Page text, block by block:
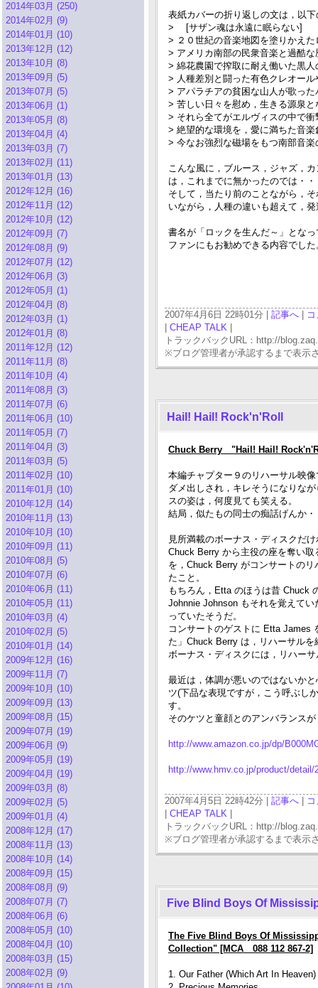
2014年03月 (250)
2014年02月 (9)
2014年01月 (10)
2013年12月 (12)
2013年10月 (8)
2013年09月 (5)
2013年07月 (5)
2013年06月 (1)
2013年05月 (8)
2013年04月 (4)
2013年03月 (7)
2013年02月 (11)
2013年01月 (13)
2012年12月 (16)
2012年11月 (12)
2012年10月 (12)
2012年09月 (7)
2012年08月 (9)
2012年07月 (12)
2012年06月 (3)
2012年05月 (1)
2012年04月 (8)
2012年03月 (1)
2012年01月 (8)
2011年12月 (12)
2011年11月 (8)
2011年10月 (4)
2011年08月 (3)
2011年07月 (6)
2011年06月 (10)
2011年05月 (7)
2011年04月 (3)
2011年03月 (5)
2011年02月 (10)
2011年01月 (10)
2010年12月 (14)
2010年11月 (13)
2010年10月 (10)
2010年09月 (11)
2010年08月 (5)
2010年07月 (6)
2010年06月 (11)
2010年05月 (11)
2010年03月 (4)
2010年02月 (5)
2010年01月 (14)
2009年12月 (16)
2009年11月 (7)
2009年10月 (10)
2009年09月 (13)
2009年08月 (15)
2009年07月 (19)
2009年06月 (9)
2009年05月 (19)
2009年04月 (19)
2009年03月 (8)
2009年02月 (5)
2009年01月 (4)
2008年12月 (17)
2008年11月 (13)
2008年10月 (14)
2008年09月 (15)
2008年08月 (9)
2008年07月 (7)
2008年06月 (6)
2008年05月 (10)
2008年04月 (10)
2008年03月 (15)
2008年02月 (9)
表紙カバーの折り返しの文は，以下
> [サザン魂は永遠に眠らない]
> ２０世紀の音楽地図を塗りかえた
> アメリカ南部の民衆音楽と過酷
> 綿花農園で搾取に耐え働いた黒
> 人種差別と闘った有色クレオー
> アパラチアの貧困な山人が歌った
> 苦しい日々を慰め，生きる源泉
> それら全てがエルヴィスの中で
> 絶望的な環境を，愛に満ちた音
> 今なお強烈な磁場をもつ南部音
こんな風に，ブルース，ジャズ，
は，これまでに無かったのでは・・
そして，当たり前のことながら，
いながら，人種の違いも超えて，
書名が「ロックを生んだ～」とな
ファンにもお勧めできる内容でした
2007年4月6日 22時01分 | 記事へ
CHEAP TALK
トラックバックURL：http://
※ブログ管理者が承認するまで表示
Hail! Hail! Rock'n'Roll
Chuck Berry "Hail! Hail!
本編チャプター９のリハーサル映
ダメ出しされ，キレそうになりな
スの姿は，何度見ても笑える。
結局，似たもの同士の痴話げんか
見所満載のボーナス・ディスクだ
Chuck Berry から主役の座を奪い
を，Chuck Berry がコンサートの
たこと。
もちろん，Etta のほうは昔 Chuck
Johnnie Johnson もそれを覚えて
っていたそうだ。
コンサートのゲストに Etta James
た」Chuck Berry は，リハーサル
ボーナス・ディスクには，リハー
最近は，体調が悪いのではないか
ツ(下品な表現ですが，こう呼ぶし
す。
そのケツと童顔とのアンバランス
http://www.amazon.co.jp/dp/
http://www.hmv.co.jp/product/detail/
2007年4月5日 22時42分 | 記事へ
CHEAP TALK
トラックバックURL：http://
※ブログ管理者が承認するまで表示
Five Blind Boys Of
The Five Blind Boys Of
Collection" [MCA 088 112 867-2]
1. Our Father (Which Art In Heaven)